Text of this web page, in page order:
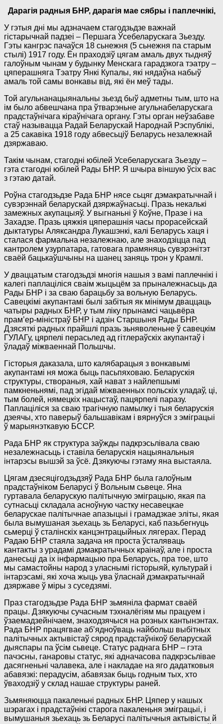
Дарагія радныя БНР, дарагія мае сябры і паплечнікі,
У гэтыя дні мы адзначаем стагодзьдзе важнай
гістарычнай падзеі – Першага Ўсебеларускага Зьезду.
Гэты кангрэс пачаўся 18 сьнежня (5 сьнежня па старым
стылі) 1917 году. Ён праходзіў цягам амаль двух тыдняў
галоўным чынам у будынку Менскага гарадзкога тэатру –
цяперашняга Тэатру Янкі Купалы, які нядаўна набыў
амаль той самы вонкавы від, які ён меў тады.
Той агульнанацыянальны зьезд быў адметны тым, што на
ім было абвешчана пра ўтварэньне агульнабеларускага
прадстаўнічага кіраўнічага органу. Гэты орган неўзабаве
стаў называцца Радай Беларускай Народнай Рэспублікі,
а 25 сакавіка 1918 году абвесьціў Беларусь незалежнай
дзяржаваю.
Такім чынам, стагодні юбілей Усебеларускага Зьезду –
гэта стагодні юбілей Рады БНР. Я шчыра віншую ўсіх вас
з гэтаю датай.
Роўна стагодзьдзе Рада БНР нясе сьцяг дэмакратычнай і
сувэрэннай беларускай дзяржаўнасьці. Празь некалькі
замежных акупацыяў. У выгнаньні ў Коўне, Празе і на
Захадзе. Празь цяжкія цяперашнія часы прорасейскай
дыктатуры Аляксандра Лукашэнкі, калі Беларусь хаця і
сталася фармальна незалежнаю, але знаходзіцца пад
кантролем узурпатара, гатовага прамяняць сувэрэнітэт
сваёй бацькаўшчыны на шанец заняць трон у Крамлі.
У дваццатым стагодзьдзі многія нашыя з вамі паплечнікі і
калегі паплаціліся сваім жыцьцём за прыналежнасьць да
Рады БНР і за сваю барацьбу за вольную Беларусь.
Савецкімі акупантамі былі забітыя як мінімум дваццаць
чатыры радных БНР, у тым ліку прынамсі чацьвёра
прам’ер-міністраў БНР і адзін Старшыня Рады БНР.
Дзясяткі радных прайшлі празь зьняволеньне ў савецкім
ГУЛАГу, цярпелі перасьлед ад гітлераўскіх акупантаў і
ўладаў міжваеннай Польшчы.
Гісторыя даказала, што калябарацыя з вонкавымі
акупантамі ня можа быць пасьпяховаю. Беларускія
структуры, створаныя, хай нават з найлепшымі
памкненьнямі, пад эгідай міжваенных польскіх уладаў, ці,
тым болей, нямецкіх нацыстаў, пацярпелі паразу.
Паплаціліся за сваю трагічную памылку і тыя беларускія
дзеячы, хто паверыў бальшавікам і вярнуўся з эміграцыі
ў марыянэткавую БССР.
Рада БНР як структура заўжды падкрэсьлівала сваю
незалежнасьць і ставіла беларускія нацыянальныя
інтарэсы вышэй за ўсё. Дзякуючы гэтаму яна выстаяла.
Цягам дзесяцігодзьдзяў Рада БНР была галоўным
прадстаўніком Беларусі ў Вольным сьвеце. Яна
гуртавала беларускую палітычную эміграцыю, якая па
сутнасьці складала асноўную частку несавецкае
беларускае палітычнае апазыцыі і грамадзкае эліты, якая
была вымушаная зьехаць зь Беларусі, каб пазьбегнуць
сьмерці ў сталінскіх канцэнтрацыйных лягерах. Перад
Радаю БНР стаяла задача ня проста ўсталяваць
кантакты з урадамі дэмакратычных краінаў, але і проста
данесьці да іх інфармацыю пра Беларусь, пра тое, што
мы самастойны народ з уласнымі гісторыяй, культурай і
інтарэсамі, які хоча жыць ува ўласнай дэмакратычнай
дзяржаве ў міры з суседзямі.
Праз стагодзьдзе Рада БНР зьмяніла фармат сваёй
працы. Дзякуючы сучасным тэхналёгіям мы працуем і
ўзаемадзейнічаем, знаходзячыся на розных кантынэнтах.
Рада БНР працягвае аб’ядноўваць найбольш выбітных
палітычных актывістаў сярод прадстаўнікоў беларускай
дыяспары па ўсім сьвеце. Статус раднага БНР – гэта
пачэсны, ганаровы статус, які адначасова падкрэсьлівае
дасягненьні чалавека, але і накладае на яго дадатковыя
абавязкі: перадусім, абавязак быць годным тых, хто
ўваходзіў у склад нашае структуры раней.
Зьмяняюцца пакаленьні радных БНР. Цяпер у нашых
шэрагах і прадстаўнікі старога пакаленьня эміграцыі, і
вымушаныя зьехаць зь Беларусі палітычныя актывісты й